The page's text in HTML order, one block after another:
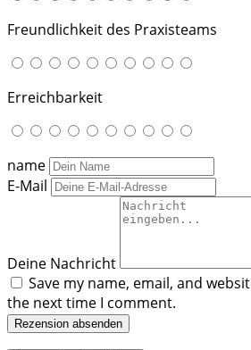
Freundlichkeit des Praxisteams
Erreichbarkeit
name
E-Mail
Deine Nachricht
Save my name, email, and
the next time I comment.
Rezension absenden